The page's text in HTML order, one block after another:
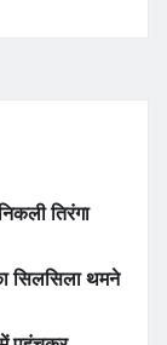
तिरंगा
सिलसिला थमने